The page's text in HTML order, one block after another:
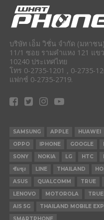
บริษัท เอ็ม วิชั่น จำกัด (มหาชน)
11/1 ซอย รามคำแหง 121 แข
10240 ประเทศไทย
โทร 0-2735-1201 , 0-2735-
แฟกซ์ 0-2735-2719.
SAMSUNG APPLE HUAWEI
OPPO
IPHONE GOOGLE
SONY
NOKIA LG HTC
ซัมซุง
LINE THAILAND
ASUS
QUALCOMM TRUE
LENOVO
MOTOROLA
AIS 5G
THAILAND MOBILE